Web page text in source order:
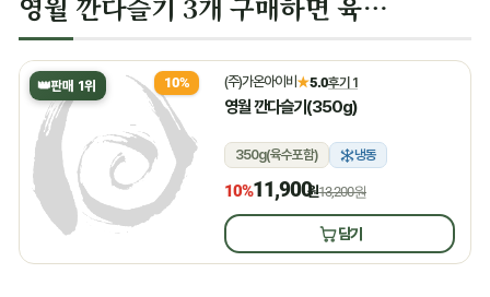
👑판매 1위 10% (주)가온아이비★5.0후기 1
영월 깐다슬기(350g)
350g(육수포함) 냉동
10%11,900원13,200원
담기